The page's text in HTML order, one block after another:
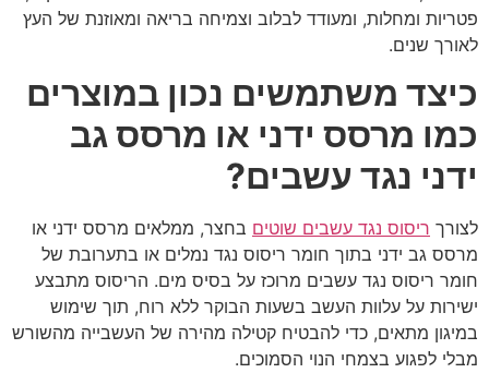
פטריות ומחלות, ומעודד לבלוב וצמיחה בריאה ומאוזנת של העץ
לאורך שנים.
כיצד משתמשים נכון במוצרים
כמו מרסס ידני או מרסס גב
ידני נגד עשבים?
לצורך ריסוס נגד עשבים שוטים בחצר, ממלאים מרסס ידני או
מרסס גב ידני בתוך חומר ריסוס נגד נמלים או בתערובת של
חומר ריסוס נגד עשבים מרוכז על בסיס מים. הריסוס מתבצע
ישירות על עלוות העשב בשעות הבוקר ללא רוח, תוך שימוש
במיגון מתאים, כדי להבטיח קטילה מהירה של העשבייה מהשורש
מבלי לפגוע בצמחי הנוי הסמוכים.